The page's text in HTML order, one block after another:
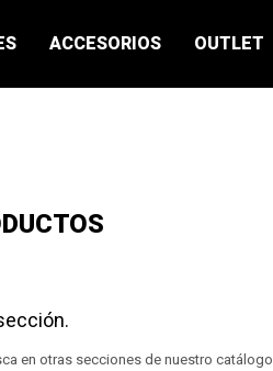
ACCESORIOS OUTLET
en otras secciones de nuestro